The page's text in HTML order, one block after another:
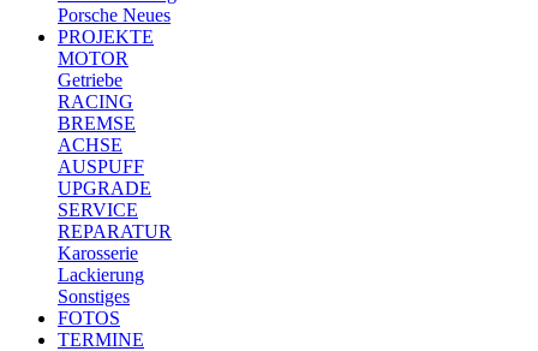
Porsche Neues
PROJEKTE
MOTOR
Getriebe
RACING
BREMSE
ACHSE
AUSPUFF
UPGRADE
SERVICE
REPARATUR
Karosserie
Lackierung
Sonstiges
FOTOS
TERMINE